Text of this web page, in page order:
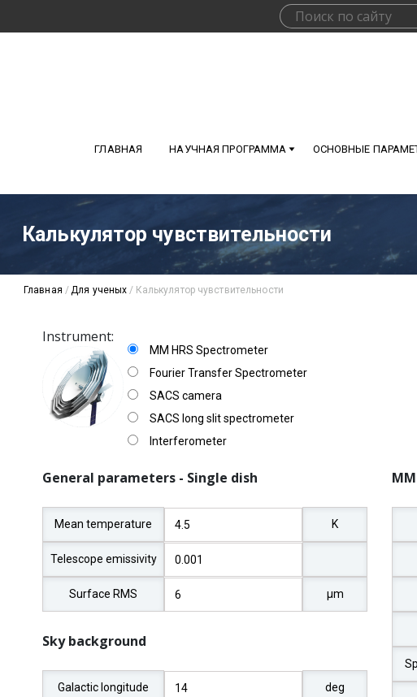
ГЛАВНАЯ НАУЧНАЯ ПРОГРАММА ОСНОВНЫЕ
Калькулятор чувствительности
Главная /Для ученых/ Калькулятор чувствительности
Instrument:
MM HRS Spectrometer
Fourier Transfer Spectrometer
SACS camera
SACS long slit spectrometer
Interferometer
General parameters - Single dish
Mean temperature K
Telescope emissivity
Surface RMS μm
Sky background
Galactic longitude deg